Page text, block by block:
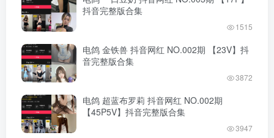
抖音完整版合集
1515
电鸽 金铁兽 抖音网红 NO.002期 【23V】抖
音完整版合集
3872
电鸽 超蓝布罗莉 抖音网红 NO.002期
【45P5V】抖音完整版合集
3947